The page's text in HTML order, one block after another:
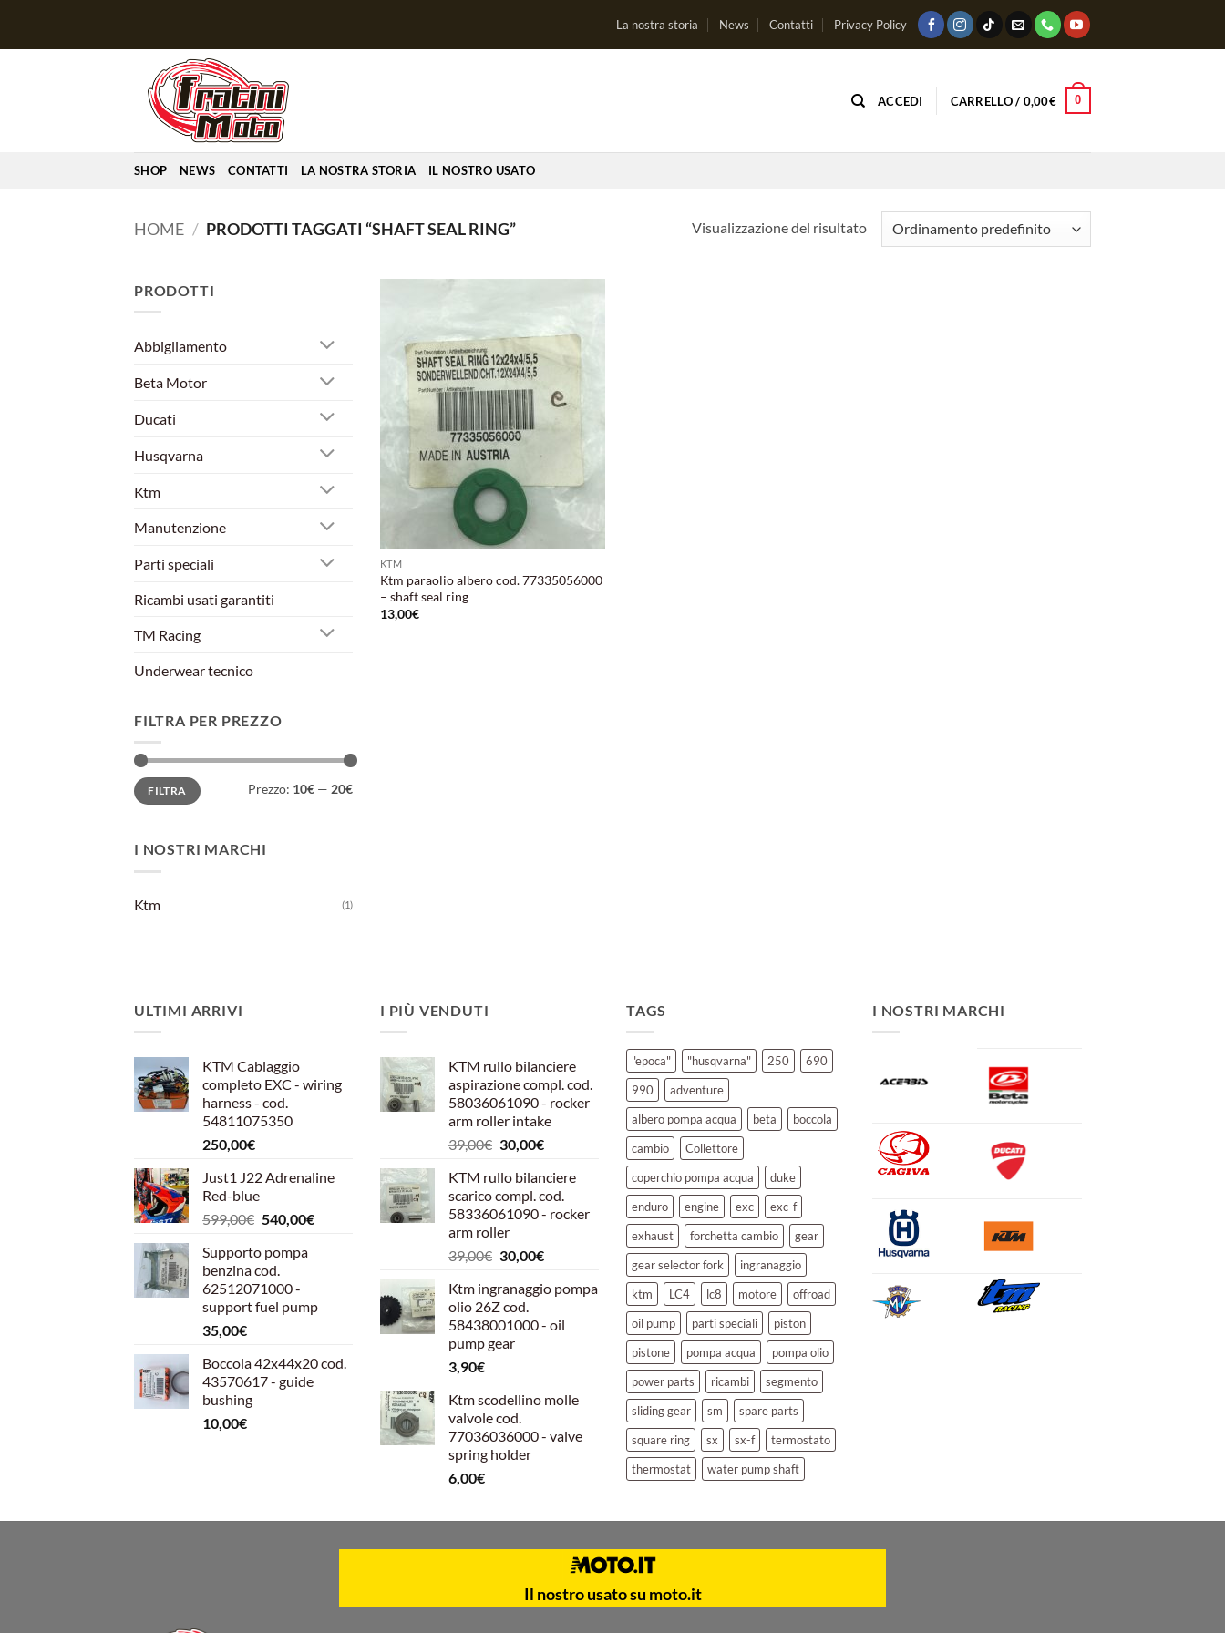
La nostra storia News Contatti Privacy Policy
ACCEDI CARRELLO / 0,00€ 0
SHOP NEWS CONTATTI LA NOSTRA STORIA IL NOSTRO USATO
HOME / PRODOTTI TAGGATI “SHAFT SEAL RING” Visualizzazione del risultato
PRODOTTI
Abbigliamento
Beta Motor
Ducati
Husqvarna
Ktm
Manutenzione
Parti speciali
Ricambi usati garantiti
TM Racing
Underwear tecnico
FILTRA PER PREZZO
Prezzo
Min
Prezzo
MaxFILTRA Prezzo: 10€ — 20€
I NOSTRI MARCHI
Ktm (1)
dei
desideri
KTM
Ktm paraolio albero cod. 77335056000
– shaft seal ring
13,00€
ULTIMI ARRIVI
KTM Cablaggio
completo EXC - wiring
harness - cod.
54811075350
250,00€
Just1 J22 Adrenaline
Red-blue
599,00€ Il
originale
era:
599,00€.
540,00€Il
Supporto pompa
benzina cod.
62512071000 -
support fuel pump
35,00€
Boccola 42x44x20 cod.
43570617 - guide
bushing
10,00€
I PIÙ VENDUTI
KTM rullo bilanciere
aspirazione compl. cod.
58036061090 - rocker
arm roller intake
39,00€ Il
originale
era:
39,00€.
30,00€Il
attuale
è:
30,00€.
KTM rullo bilanciere
scarico compl. cod.
58336061090 - rocker
arm roller
39,00€ Il
originale
era:
39,00€.
30,00€Il
attuale
30,00€.
Ktm ingranaggio pompa
olio 26Z cod.
58438001000 - oil
pump gear
3,90€
Ktm scodellino molle
valvole cod.
77036036000 - valve
spring holder
6,00€
TAGS
"epoca" "husqvarna" 250
690
990
adventure
albero pompa acqua
beta
boccola
cambio
Collettore
coperchio pompa acqua
duke
enduro
engine exc
exc-f
exhaust
forchetta cambio
gear
gear selector fork
ingranaggio
ktm
LC4 lc8 motore
offroad
oil pump
parti speciali
piston
pistone
pompa acqua
pompa olio
power parts
ricambi
segmento
sliding gear
sm
spare parts
square ring
sx sx-f
termostato
thermostat
water pump shaft
I NOSTRI MARCHI
Il nostro usato su moto.it